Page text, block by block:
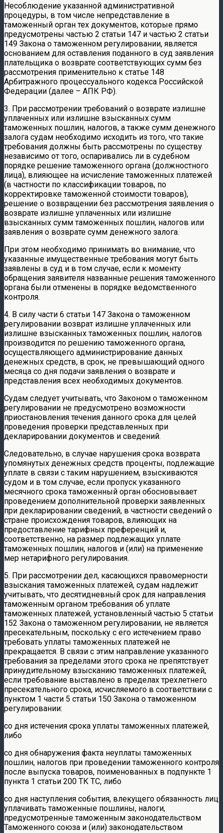
Несоблюдение указанной административной
процедуры, в том числе непредставление в
таможенный орган тех документов, которые прямо
предусмотрены частью 2 статьи 147 и частью 2 статьи
149 Закона о таможенном регулировании, является
основанием для оставления поданного в суд заявления
плательщика о возврате соответствующих сумм без
рассмотрения применительно к статье 148
Арбитражного процессуального кодекса Российской
Федерации (далее – АПК РФ).
3. При рассмотрении требований о возврате излишне
уплаченных или излишне взысканных сумм
таможенных пошлин, налогов, а также сумм денежного
залога судам необходимо исходить из того, что такие
требования должны быть рассмотрены по существу
независимо от того, оспаривались ли в судебном
порядке решение таможенного органа (должностного
лица), влияющее на исчисление таможенных платежей
(в частности по классификации товаров, по
корректировке таможенной стоимости товаров),
решение о возвращении без рассмотрения заявления о
возврате излишне уплаченных или излишне
взысканных сумм таможенных пошлин, налогов или
заявления о возврате сумм денежного залога.
При этом необходимо принимать во внимание, что
указанные имущественные требования могут быть
заявлены в суд и в том случае, если к моменту
обращения заявителя названные решения таможенного
органа были отменены в порядке ведомственного
контроля.
4. В силу части 6 статьи 147 Закона о таможенном
регулировании возврат излишне уплаченных или
излишне взысканных таможенных пошлин, налогов
производится по решению таможенного органа,
осуществляющего администрирование данных
денежных средств, в срок, не превышающий одного
месяца со дня подачи заявления о возврате и
представления всех необходимых документов.
Судам следует учитывать, что Законом о таможенном
регулировании не предусмотрено возможности
приостановления течения данного срока для целей
проведения проверки представленных при
декларировании документов и сведений.
Следовательно, в случае нарушения срока возврата
упомянутых денежных средств проценты, подлежащие
уплате в связи с таким нарушением, взыскиваются
судом и в том случае, если пропуск указанного
месячного срока таможенный орган обосновывает
проведением дополнительной проверки заявленных
при декларировании сведений, в частности сведений о
стране происхождения товаров, влияющих на
предоставление тарифных преференций и,
соответственно, на размер подлежащих уплате
таможенных пошлин, налогов и (или) на применение
мер нетарифного регулирования.
5. При рассмотрении дел, касающихся правомерности
взыскания таможенных платежей, судам надлежит
учитывать, что десятидневный срок для направления
таможенным органом требования об уплате
таможенных платежей, установленный частью 5 статьи
152 Закона о таможенном регулировании, не является
пресекательным, поскольку с его истечением право
требовать уплаты таможенных платежей не
прекращается. В связи с этим направление указанного
требования за пределами этого срока не препятствует
принудительному взысканию таможенных платежей,
если требование выставлено в пределах трехлетнего
пресекательного срока, исчисляемого в соответствии с
пунктом 1 части 5 статьи 150 Закона о таможенном
регулировании:
со дня истечения срока уплаты таможенных платежей,
либо
со дня обнаружения факта неуплаты таможенных
пошлин, налогов при проведении таможенного контроля
после выпуска товаров, поименованных в подпункте 1
пункта 1 статьи 200 ТК ТС, либо
со дня наступления события, влекущего обязанность лиц
уплачивать таможенные пошлины, налоги,
предусмотренные таможенным законодательством
Таможенного союза и (или) законодательством